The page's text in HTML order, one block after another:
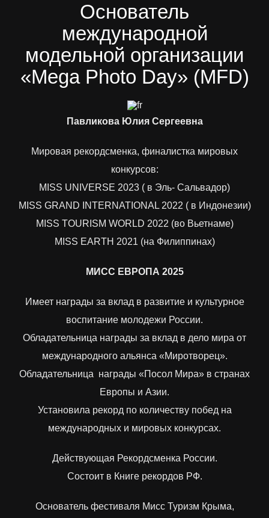
Основатель
международной
модельной организации
«Mega Photo Day» (MFD)
Павликова Юлия Сергеевна
Мировая рекордсменка, финалистка мировых
конкурсов:
MISS UNIVERSE 2023 ( в Эль- Сальвадор)
MISS GRAND INTERNATIONAL 2022 ( в Индонезии)
MISS TOURISM WORLD 2022 (во Вьетнаме)
MISS EARTH 2021 (на Филиппинах)
МИСС ЕВРОПА 2025
Имеет награды за вклад в развитие и культурное
воспитание молодежи России.
Обладательница награды за вклад в дело мира от
международного альянса «Миротворец».
Обладательница награды «Посол Мира» в странах
Европы и Азии.
Установила рекорд по количеству побед на
международных и мировых конкурсах.
Действующая Рекордсменка России.
Состоит в Книге рекордов РФ.
Основатель фестиваля Мисс Туризм Крыма,